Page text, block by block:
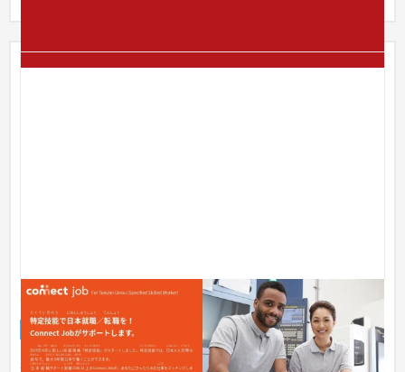
Connect Job 特定技能LP
ランディングページ 〜30万円
ルビ付きで、日本語が苦手な在日外国人にもわかりやすいペー